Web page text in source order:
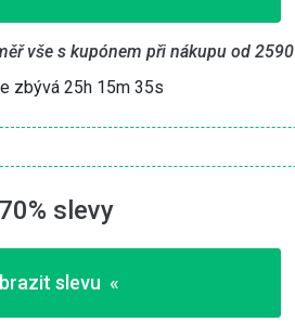
vše s kupónem při nákupu od
zbývá 25h 15m 34s
slevy
slevu «